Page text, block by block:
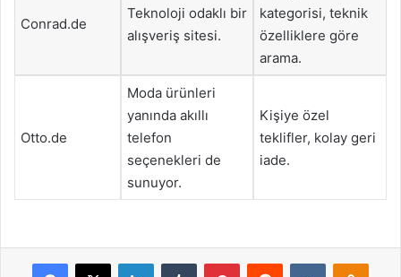
Conrad.de
Teknoloji odaklı bir
alışveriş sitesi.
kategorisi, teknik
özelliklere göre
arama.
Otto.de
Moda ürünleri
yanında akıllı
telefon
seçenekleri de
sunuyor.
Kişiye özel
teklifler, kolay geri
iade.
Facebook
X LinkedInTumblr PinterestReddit VKontakte